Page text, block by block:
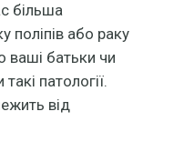
більша
поліпів або раку
ваші батьки чи
патології.
від